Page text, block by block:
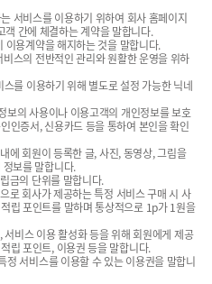
서비스를 이용하기 위하여 회사 홈페이지
간에 체결하는 계약을 말합니다.
이용계약을 해지하는 것을 말합니다.
스의 전반적인 관리와 원활한 운영을 위하
를 이용하기 위해 별도로 설정 가능한 닉네
보의 사용이나 이용고객의 개인정보를 보호
인증서, 신용카드 등을 통하여 본인을 확인
에 회원이 등록한 글, 사진, 동영상, 그림을
보를 말합니다.
금의 단위를 말합니다.
로 회사가 제공하는 특정 서비스 구매 시 사
립 포인트를 말하며 통상적으로 1p가 1원을
비스 이용 활성화 등을 위해 회원에게 제공
립 포인트, 이용권 등을 말합니다.
정 서비스를 이용할 수 있는 이용권을 말합니